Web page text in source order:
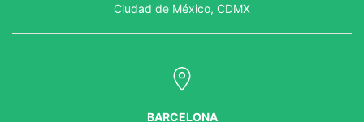
Ciudad de México, CDMX
BARCELONA